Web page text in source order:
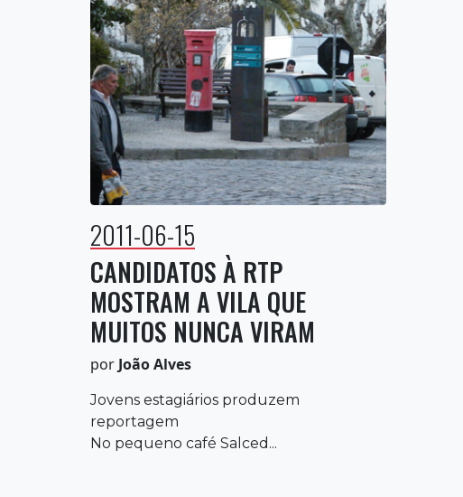
2011-06-15
CANDIDATOS À RTP
MOSTRAM A VILA QUE
MUITOS NUNCA VIRAM
por João Alves
Jovens estagiários produzem
reportagem
No pequeno café Salced...